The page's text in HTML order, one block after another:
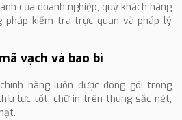
của doanh nghiệp, quý khách hàng
pháp kiểm tra trực quan và pháp lý
vạch và bao bì
hãng luôn được đóng gói trong
lực tốt, chữ in trên thùng sắc nét,